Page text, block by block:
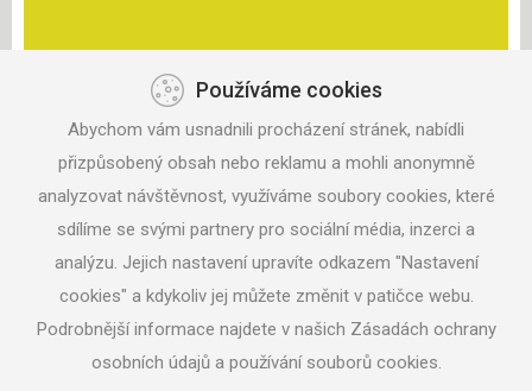
KONTAKT
ANISPORT, S.R.O.
687 06 VELEHRAD
TEL: +420 604 291 017
MAIL:ANISPORT@SEZNAM.CZ
Používáme cookies
Abychom vám usnadnili procházení stránek, nabídli
přizpůsobený obsah nebo reklamu a mohli anonymně
analyzovat návštěvnost, využíváme soubory cookies, které
sdílíme se svými partnery pro sociální média, inzerci a
analýzu. Jejich nastavení upravíte odkazem "Nastavení
cookies" a kdykoliv jej můžete změnit v patičce webu.
Podrobnější informace najdete v našich Zásadách ochrany
osobních údajů a používání souborů cookies.